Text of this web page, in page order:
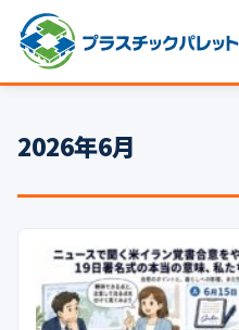
パレットサイズ
プラパレット
コンテナ
中古パレット
2026年6月